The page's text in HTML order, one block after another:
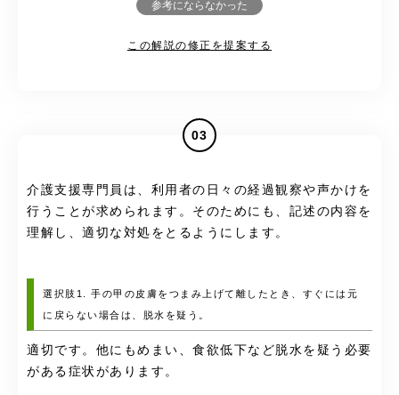
参考にならなかった
この解説の修正を提案する
03
介護支援専門員は、利用者の日々の経過観察や声かけを
行うことが求められます。そのためにも、記述の内容を
理解し、適切な対処をとるようにします。
選択肢1. 手の甲の皮膚をつまみ上げて離したとき、すぐには元
に戻らない場合は、脱水を疑う。
適切です。他にもめまい、食欲低下など脱水を疑う必要
がある症状があります。